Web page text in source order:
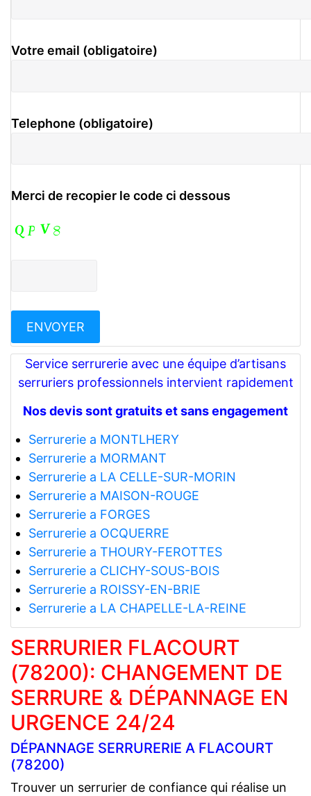
Votre email (obligatoire)
Telephone (obligatoire)
Merci de recopier le code ci dessous
Service serrurerie avec une équipe d’artisans
serruriers professionnels intervient rapidement
Nos devis sont gratuits et sans engagement
Serrurerie a MONTLHERY
Serrurerie a MORMANT
Serrurerie a LA CELLE-SUR-MORIN
Serrurerie a MAISON-ROUGE
Serrurerie a FORGES
Serrurerie a OCQUERRE
Serrurerie a THOURY-FEROTTES
Serrurerie a CLICHY-SOUS-BOIS
Serrurerie a ROISSY-EN-BRIE
Serrurerie a LA CHAPELLE-LA-REINE
SERRURIER FLACOURT
(78200): CHANGEMENT DE
SERRURE & DÉPANNAGE EN
URGENCE 24/24
DÉPANNAGE SERRURERIE A FLACOURT
(78200)
Trouver un serrurier de confiance qui réalise un